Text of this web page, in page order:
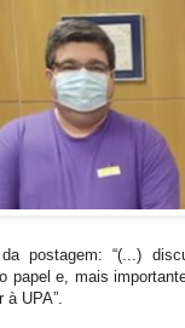
postagem: “(...)
papel e, mais
UPA”.